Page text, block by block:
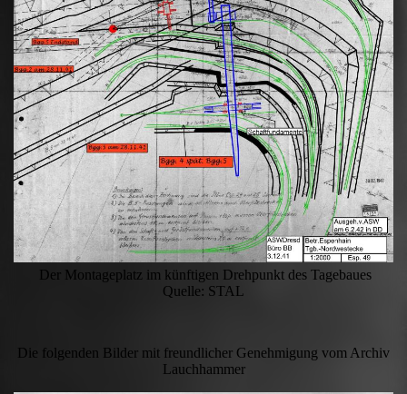
Der Montageplatz im künftigen Drehpunkt des Tagebaues
Quelle: STAL
Die folgenden Bilder mit freundlicher Genehmigung vom Archiv
Lauchhammer